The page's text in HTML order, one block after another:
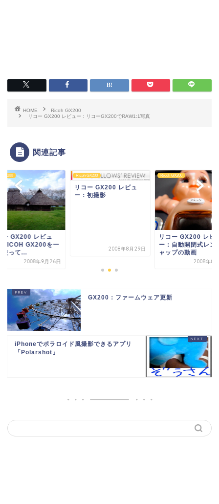
HOME
Ricoh GX200
リコー GX200 レビュー：リコーGX200でRAW1:1写真
関連記事
GX200
ー GX200 レビュ
RICOH GX200を一
使って...
2008年9月26日
Ricoh GX200
リコー GX200 レビュ
ー：初撮影
2008年8月29日
Ricoh GX200
リコー GX200 レビ
ー：自動開閉式レン
ャップの動画
2008年8
GX200：ファームウェア更新
iPhoneでポラロイド風撮影できるアプリ
「Polarshot」